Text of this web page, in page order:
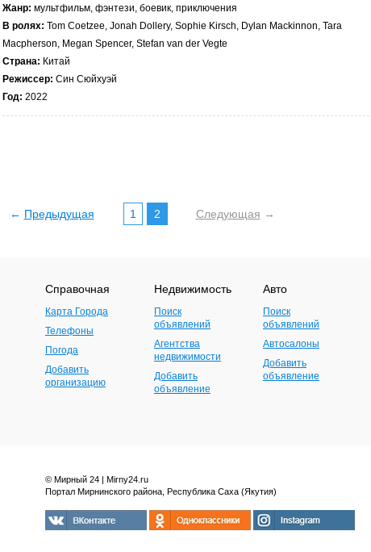
Жанр: мультфильм, фэнтези, боевик, приключения
В ролях: Tom Coetzee, Jonah Dollery, Sophie Kirsch, Dylan Mackinnon, Tara
Macpherson, Megan Spencer, Stefan van der Vegte
Страна: Китай
Режиссер: Син Сюйхуэй
Год: 2022
← Предыдущая 1 2 Следующая →
Справочная
Карта Города
Телефоны
Погода
Добавить
организацию
Недвижимость
Поиск
объявлений
Агентства
недвижимости
Добавить
объявление
Авто
Поиск
объявлений
Автосалоны
Добавить
объявление
© Мирный 24 | Mirny24.ru
Портал Мирнинского района, Республика Саха (Якутия)